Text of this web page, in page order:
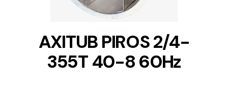
AXITUB PIROS 2/4-
355T 40-8 60Hz